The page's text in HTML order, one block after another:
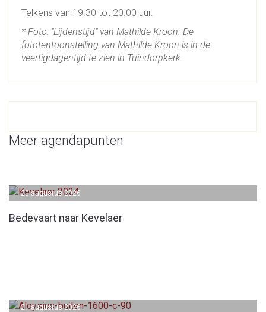
Telkens van 19.30 tot 20.00 uur.
* Foto: "Lijdenstijd" van Mathilde Kroon. De
fototentoonstelling van Mathilde Kroon is in de
veertigdagentijd te zien in Tuindorpkerk.
Meer agendapunten
Bedevaart naar Kevelaer
20 augustus 2026
21 augustus 2026